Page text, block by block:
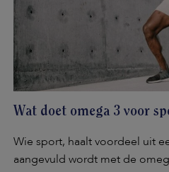
Wat doet omega 3 voor
Wie sport, haalt voordeel uit
aangevuld wordt met de